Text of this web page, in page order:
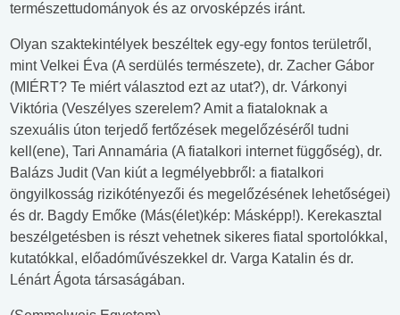
természettudományok és az orvosképzés iránt.
Olyan szaktekintélyek beszéltek egy-egy fontos területről,
mint Velkei Éva (A serdülés természete), dr. Zacher Gábor
(MIÉRT? Te miért választod ezt az utat?), dr. Várkonyi
Viktória (Veszélyes szerelem? Amit a fiataloknak a
szexuális úton terjedő fertőzések megelőzéséről tudni
kell(ene), Tari Annamária (A fiatalkori internet függőség), dr.
Balázs Judit (Van kiút a legmélyebbről: a fiatalkori
öngyilkosság rizikótényezői és megelőzésének lehetőségei)
és dr. Bagdy Emőke (Más(élet)kép: Másképp!). Kerekasztal
beszélgetésben is részt vehetnek sikeres fiatal sportolókkal,
kutatókkal, előadóművészekkel dr. Varga Katalin és dr.
Lénárt Ágota társaságában.